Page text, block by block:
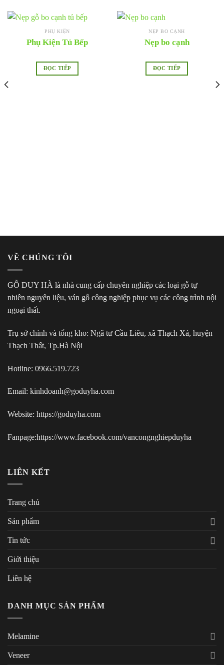
PHỤ KIỆN
Phụ Kiện Tủ Bếp
ĐỌC TIẾP
NẸP BO CẠNH
Nẹp bo cạnh
ĐỌC TIẾP
VỀ CHÚNG TÔI
GỖ DUY HÀ là nhà cung cấp chuyên nghiệp các loại gỗ tự
nhiên nguyên liệu, ván gỗ công nghiệp phục vụ các công trình nội
ngoại thất.
Trụ sở chính và tổng kho: Ngã tư Cầu Liêu, xã Thạch Xá, huyện
Thạch Thất, Tp.Hà Nội
Hotline: 0966.519.723
Email: kinhdoanh@goduyha.com
Website: https://goduyha.com
Fanpage:https://www.facebook.com/vancongnghiepduyha
LIÊN KẾT
Trang chủ
Sản phẩm
Tin tức
Giới thiệu
Liên hệ
DANH MỤC SẢN PHẨM
Melamine
Veneer